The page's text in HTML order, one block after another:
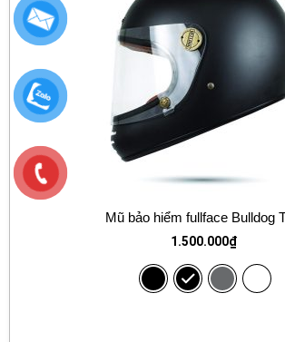
Mũ bảo hiểm fullface Bulldog
1.500.000₫